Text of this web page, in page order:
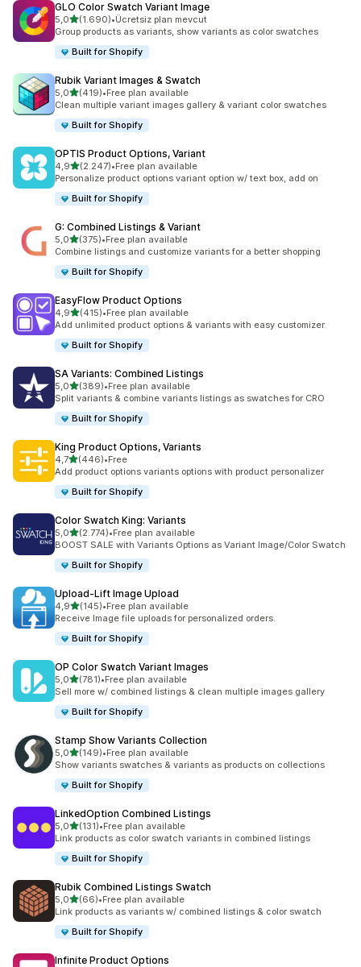
GLO Color Swatch Variant Image
5,05 yıldız üzerinden
(1.690)
toplam 1690 değerlendirme
•Ücretsiz plan mevcut
Group products as variants, show variants as color swatches
Built for Shopify
Rubik Variant Images & Swatch
5,05 yıldız üzerinden
(419)
toplam 419 değerlendirme
•Free plan available
Clean multiple variant images gallery & variant color swatches
Built for Shopify
OPTIS Product Options, Variant
4,95 yıldız üzerinden
(2.247)
toplam 2247 değerlendirme
•Free plan available
Personalize product options variant option w/ text box, add on
Built for Shopify
G: Combined Listings & Variant
5,05 yıldız üzerinden
(375)
toplam 375 değerlendirme
•Free plan available
Combine listings and customize variants for a better shopping
Built for Shopify
EasyFlow Product Options
4,95 yıldız üzerinden
(415)
toplam 415 değerlendirme
•Free plan available
Add unlimited product options & variants with easy customizer
Built for Shopify
SA Variants: Combined Listings
5,05 yıldız üzerinden
(389)
toplam 389 değerlendirme
•Free plan available
Split variants & combine variants listings as swatches for CRO
Built for Shopify
King Product Options, Variants
4,75 yıldız üzerinden
(446)
toplam 446 değerlendirme
•Free
Add product options variants options with product personalizer
Built for Shopify
Color Swatch King: Variants
5,05 yıldız üzerinden
(2.774)
toplam 2774 değerlendirme
•Free plan available
BOOST SALE with Variants Options as Variant Image/Color Swatch
Built for Shopify
Upload‑Lift Image Upload
4,95 yıldız üzerinden
(145)
toplam 145 değerlendirme
•Free plan available
Receive Image file uploads for personalized orders.
Built for Shopify
OP Color Swatch Variant Images
5,05 yıldız üzerinden
(781)
toplam 781 değerlendirme
•Free plan available
Sell more w/ combined listings & clean multiple images gallery
Built for Shopify
Stamp Show Variants Collection
5,05 yıldız üzerinden
(149)
toplam 149 değerlendirme
•Free plan available
Show variants swatches & variants as products on collections
Built for Shopify
LinkedOption Combined Listings
5,05 yıldız üzerinden
(131)
toplam 131 değerlendirme
•Free plan available
Link products as color swatch variants in combined listings
Built for Shopify
Rubik Combined Listings Swatch
5,05 yıldız üzerinden
(66)
toplam 66 değerlendirme
•Free plan available
Link products as variants w/ combined listings & color swatch
Built for Shopify
Infinite Product Options